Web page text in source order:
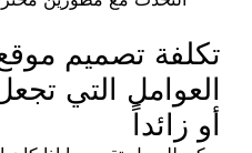
تكلفة تصميم
العوامل التي
أو زائداً